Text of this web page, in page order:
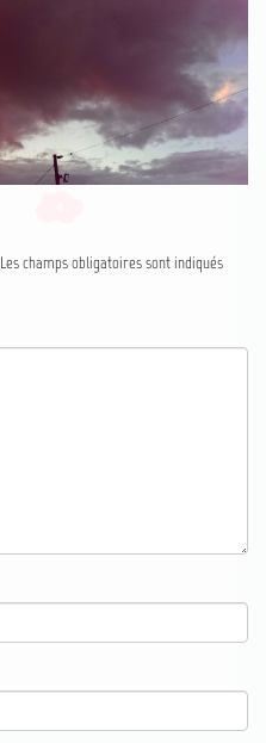
Les champs obligatoires sont indiqués